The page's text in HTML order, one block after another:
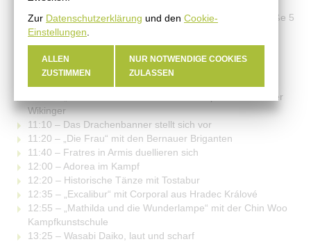
Erich-Wünsch-Halle, Heinersdorfer Straße/ Ecke Rosenstraße 5
PROGRAMM 2026
10:15 Eröffnung der Veranstaltung
10:50 – „Die Nordmänner kommen!“ Kämpfen zur Zeit der
Wikinger
11:10 – Das Drachenbanner stellt sich vor
11:20 – „Die Frau“ mit den Bernauer Briganten
11:40 – Fratres in Armis duellieren sich
12:00 – Adorea im Kampf
12:20 – Historische Tänze mit Tostabur
12:35 – „Excalibur“ mit Corporal aus Hradec Králové
12:55 – „Mathilda und die Wunderlampe“ mit der Chin Woo
Kampfkunstschule
13:25 – Wasabi Daiko, laut und scharf
Zur Datenschutzerklärung und den Cookie-
Einstellungen
ALLEN
ZUSTIMMEN
NUR NOTWENDIGE COOKIES
ZULASSEN